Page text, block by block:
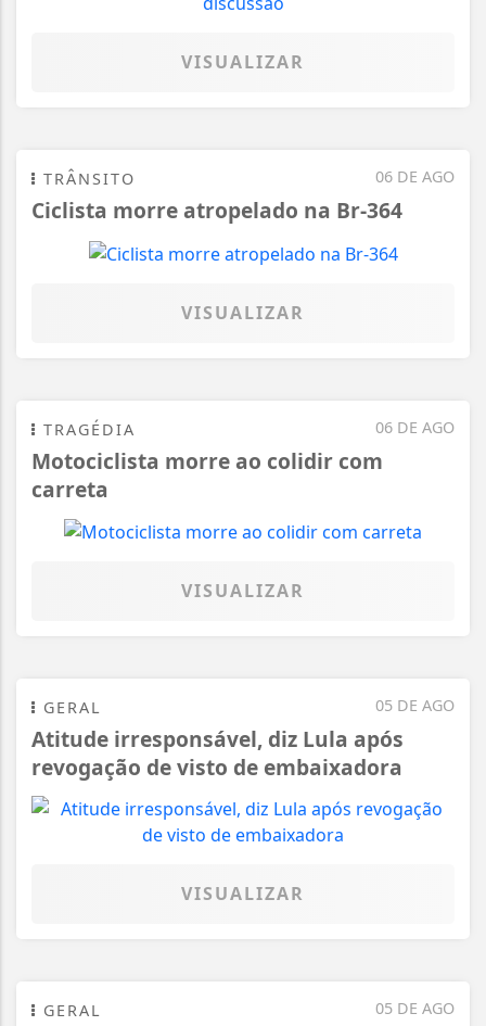
VISUALIZAR
06 DE AGO
TRÂNSITO
Ciclista morre atropelado na Br-364
VISUALIZAR
06 DE AGO
TRAGÉDIA
Motociclista morre ao colidir com
carreta
VISUALIZAR
05 DE AGO
GERAL
Atitude irresponsável, diz Lula após
revogação de visto de embaixadora
VISUALIZAR
05 DE AGO
GERAL